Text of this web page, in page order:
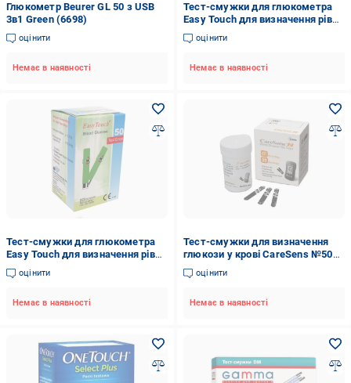
Глюкометр Beurer GL 50 з USB
3в1 Green (6698)
оцінити
Немає в наявності
Тест-смужки для глюкометра
Easy Touch для визначення рівня
глюкози з чипом 50 шт.
(17617336)
оцінити
Немає в наявності
Тест-смужки для глюкометра
Easy Touch для визначення рівня
глюкози з чіпом 50 шт.
(AN001096)
оцінити
Немає в наявності
Тест-смужки для визначення
глюкози у крові CareSens №50
(10086039)
оцінити
Немає в наявності